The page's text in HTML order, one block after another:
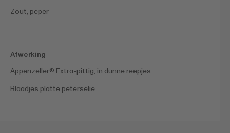
Zout, peper
Afwerking
Appenzeller® Extra-pittig, in dunne reepjes
Blaadjes platte peterselie